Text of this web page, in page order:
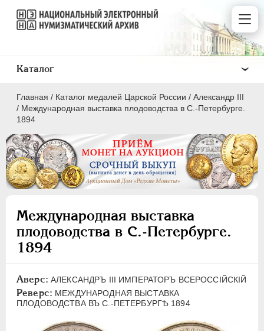
Главная / Каталог медалей Царской России / Александр III
/ Международная выставка плодоводства в С.-Петербурге.
1894
Международная выставка
плодоводства в С.-Петербурге.
1894
Аверс: АЛЕКСАНДРЪ III ИМПЕРАТОРЪ ВСЕРОССIЙСКIЙ
Реверс: МЕЖДУНАРОДНАЯ ВЫСТАВКА
ПЛОДОВОДСТВА ВЪ С.-ПЕТЕРБУРГѢ 1894
Каталог
ВСЕ
ПEТР I 1699-1725
ПЕТР II 1727-1729
АННА ИОАННОВНА 1730-1740
ИОАНН АНТОНОВИЧ
ПЕТР III
1762-1762
ЕКАТЕРИНА II 1762-1796
1796-1801